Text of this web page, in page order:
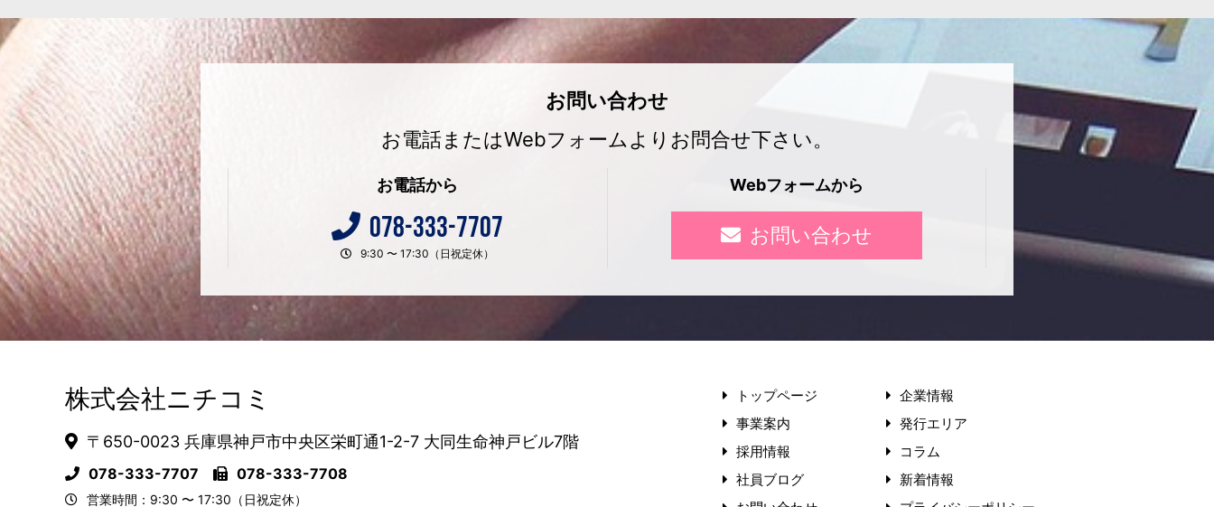
お問い合わせ
お電話またはWebフォームよりお問合せ下さい。
お電話から
078-333-7707
9:30 〜 17:30（日祝定休）
Webフォームから
お問い合わせ
株式会社ニチコミ
〒650-0023 兵庫県神戸市中央区栄町通1-2-7 大同生命神戸ビル7階
078-333-7707 078-333-7708
営業時間：9:30 〜 17:30（日祝定休）
トップページ
企業情報
事業案内
発行エリア
採用情報
コラム
社員ブログ
新着情報